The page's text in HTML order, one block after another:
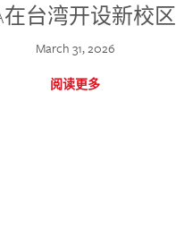
在台湾开设新校区
March 31, 2026
阅读更多